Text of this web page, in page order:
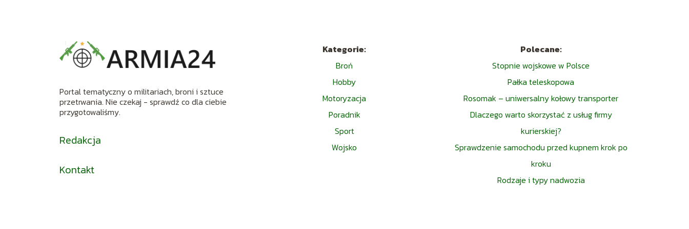
Portal tematyczny o militariach, broni i sztuce
przetrwania. Nie czekaj - sprawdź co dla ciebie
przygotowaliśmy.
Redakcja
Kontakt
Kategorie:
Broń
Hobby
Motoryzacja
Poradnik
Sport
Wojsko
Polecane:
Stopnie wojskowe w Polsce
Pałka teleskopowa
Rosomak – uniwersalny kołowy transporter
Dlaczego warto skorzystać z usług firmy
kurierskiej?
Sprawdzenie samochodu przed kupnem krok po
kroku
Rodzaje i typy nadwozia